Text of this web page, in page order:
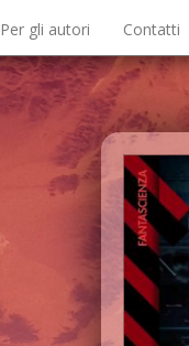
Per gli autori Contatti